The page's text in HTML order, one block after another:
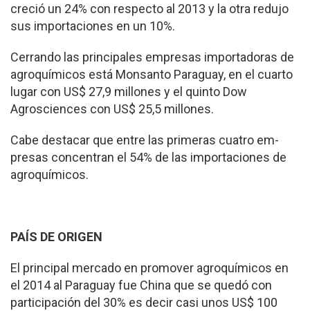
creció un 24% con respecto al 2013 y la otra redujo
sus importaciones en un 10%.
Cerrando las principales empresas importado­ras de
agroquímicos está Monsanto Paraguay, en el cuarto
lugar con US$ 27,9 millones y el quinto Dow
Agrosciences con US$ 25,5 millones.
Cabe destacar que entre las primeras cuatro em­
presas concentran el 54% de las importaciones de
agroquímicos.
PAÍS DE ORIGEN
El principal mercado en promover agroquímicos en
el 2014 al Paraguay fue Chi­na que se quedó con
parti­cipación del 30% es decir casi unos US$ 100